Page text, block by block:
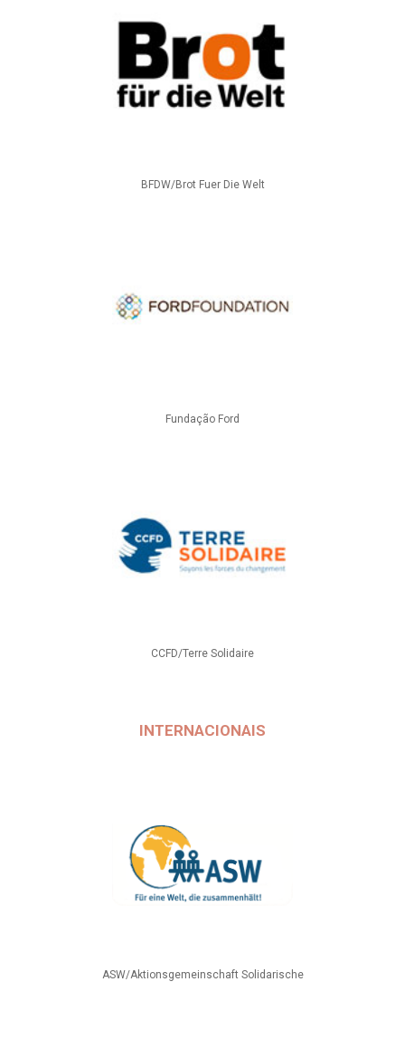
BFDW/Brot Fuer Die Welt
Fundação Ford
CCFD/Terre Solidaire
INTERNACIONAIS
ASW/Aktionsgemeinschaft Solidarische